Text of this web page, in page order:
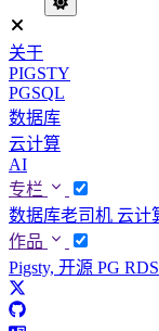
关于
PIGSTY
PGSQL
数据库
云计算
AI
专栏
数据库老司机 云计
作品
Pigsty, 开源 PG RDS